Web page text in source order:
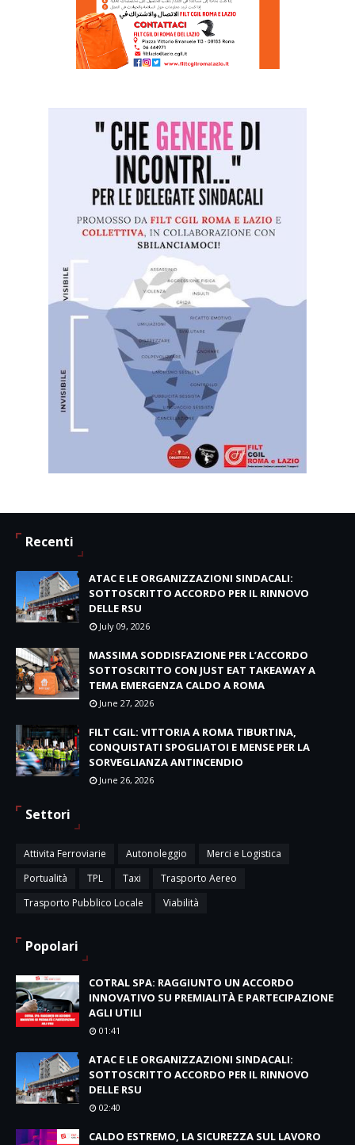
Recenti
ATAC E LE ORGANIZZAZIONI SINDACALI:
SOTTOSCRITTO ACCORDO PER IL RINNOVO
DELLE RSU
July 09, 2026
MASSIMA SODDISFAZIONE PER L’ACCORDO
SOTTOSCRITTO CON JUST EAT TAKEAWAY A
TEMA EMERGENZA CALDO A ROMA
June 27, 2026
FILT CGIL: VITTORIA A ROMA TIBURTINA,
CONQUISTATI SPOGLIATOI E MENSE PER LA
SORVEGLIANZA ANTINCENDIO
June 26, 2026
Settori
Attivita Ferroviarie Autonoleggio
Merci e Logistica
Portualità
TPL Taxi
Trasporto Aereo
Trasporto Pubblico Locale
Viabilità
Popolari
COTRAL SPA: RAGGIUNTO UN ACCORDO
INNOVATIVO SU PREMIALITÀ E PARTECIPAZIONE
AGLI UTILI
01:41
ATAC E LE ORGANIZZAZIONI SINDACALI:
SOTTOSCRITTO ACCORDO PER IL RINNOVO
DELLE RSU
02:40
CALDO ESTREMO, LA SICUREZZA SUL LAVORO